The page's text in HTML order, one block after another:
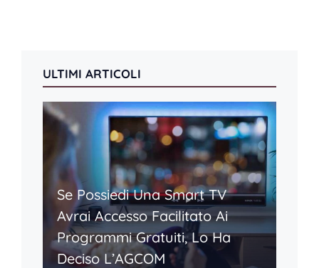
ULTIMI ARTICOLI
Se Possiedi Una Smart TV
Avrai Accesso Facilitato Ai
Programmi Gratuiti, Lo Ha
Deciso L’AGCOM